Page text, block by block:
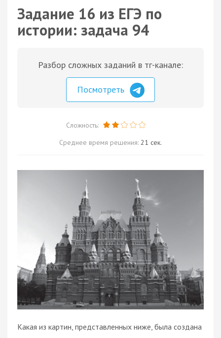
Задание 16 из ЕГЭ по
истории: задача 94
Разбор сложных заданий в тг-канале:
Посмотреть
Сложность:
Среднее время решения: 21 сек.
Какая из картин, представленных ниже, была создана